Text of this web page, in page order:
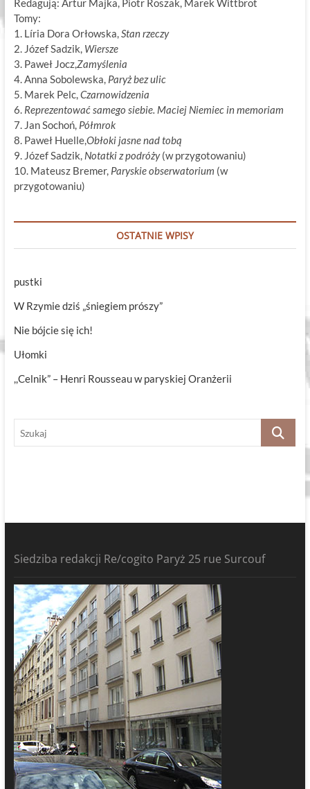
Redagują: Artur Majka, Piotr Roszak, Marek Wittbrot
Tomy:
1. Líria Dora Orłowska,Stan rzeczy
2. Józef Sadzik, Wiersze
3. Paweł Jocz,Zamyślenia
4. Anna Sobolewska, Paryż bez ulic
5. Marek Pelc,Czarnowidzenia
6. Reprezentować samego siebie. Maciej Niemiec in memoriam
7. Jan Sochoń, Półmrok
8. Paweł Huelle,Obłoki jasne nad tobą
9. Józef Sadzik, Notatki z podróży(w przygotowaniu)
10. Mateusz Bremer, Paryskie obserwatorium (w
przygotowaniu)
OSTATNIE WPISY
pustki
W Rzymie dziś „śniegiem prószy”
Nie bójcie się ich!
Ułomki
,,Celnik” – Henri Rousseau w paryskiej Oranżerii
Szukaj
Siedziba redakcji Re/cogito Paryż 25 rue Surcouf